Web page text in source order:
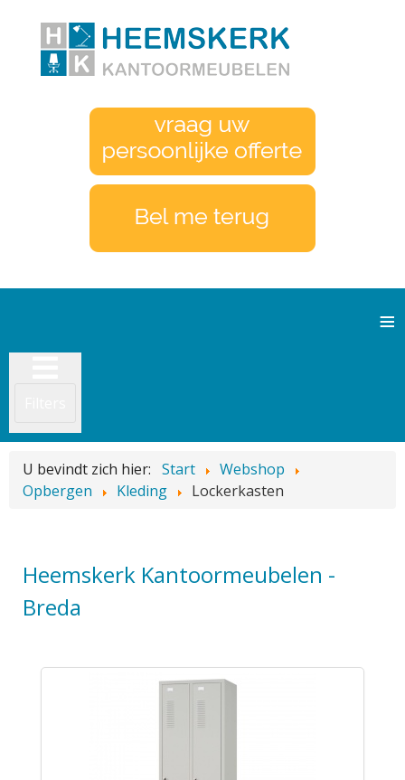
≡
U bevindt zich hier: Start
Webshop
Opbergen
Kleding Lockerkasten
Heemskerk Kantoormeubelen -
Breda